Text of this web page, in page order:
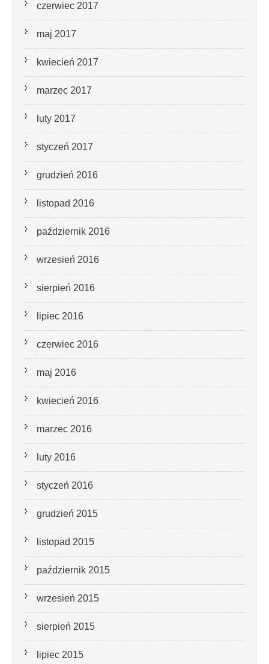
czerwiec 2017
maj 2017
kwiecień 2017
marzec 2017
luty 2017
styczeń 2017
grudzień 2016
listopad 2016
październik 2016
wrzesień 2016
sierpień 2016
lipiec 2016
czerwiec 2016
maj 2016
kwiecień 2016
marzec 2016
luty 2016
styczeń 2016
grudzień 2015
listopad 2015
październik 2015
wrzesień 2015
sierpień 2015
lipiec 2015